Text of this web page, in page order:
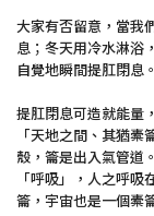
大家有否留意，當我
息；冬天用冷水淋浴
自覺地瞬間提肛閉息。
提肛閉息可造就能量
「天地之間、其猶
殼，籥是出入氣管道
「呼吸」，人之呼
籥，宇宙也是一個橐